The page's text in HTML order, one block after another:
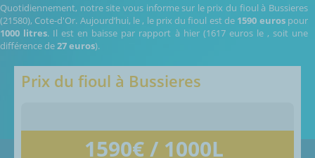
Quotidiennement, notre site vous informe sur le prix du fioul à Bussieres
(21580), Cote-d'Or. Aujourd’hui, le , le prix du fioul est de 1590 eurospour
1000 litres. Il est en baisse par rapport à hier (1617 euros le , soit une
différence de27 euros).
Prix du fioul à Bussieres
1590€ / 1000L